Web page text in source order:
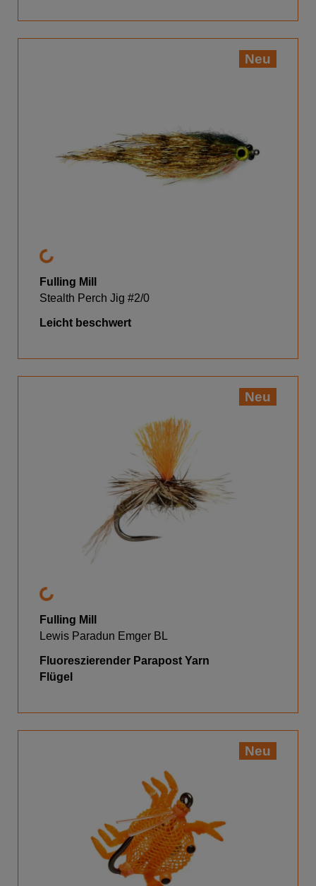
Neu
Fulling Mill
Stealth Perch Jig #2/0
Leicht beschwert
Neu
Fulling Mill
Lewis Paradun Emger BL
Fluoreszierender Parapost Yarn
Flügel
Neu